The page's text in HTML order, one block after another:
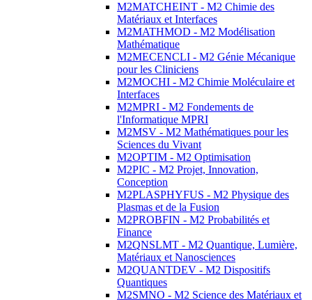
M2MATCHEINT - M2 Chimie des
Matériaux et Interfaces
M2MATHMOD - M2 Modélisation
Mathématique
M2MECENCLI - M2 Génie Mécanique
pour les Cliniciens
M2MOCHI - M2 Chimie Moléculaire et
Interfaces
M2MPRI - M2 Fondements de
l'Informatique MPRI
M2MSV - M2 Mathématiques pour les
Sciences du Vivant
M2OPTIM - M2 Optimisation
M2PIC - M2 Projet, Innovation,
Conception
M2PLASPHYFUS - M2 Physique des
Plasmas et de la Fusion
M2PROBFIN - M2 Probabilités et
Finance
M2QNSLMT - M2 Quantique, Lumière,
Matériaux et Nanosciences
M2QUANTDEV - M2 Dispositifs
Quantiques
M2SMNO - M2 Science des Matériaux et